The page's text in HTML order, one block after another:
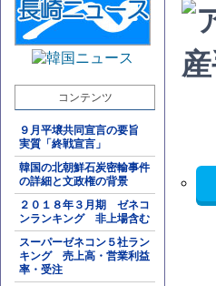
コンテンツ
９月平壌共同宣言の要旨
実質「終戦宣言」
韓国の北朝鮮石炭密輸事件
の詳細と文政権の背景
２０１８年３月期 ゼネコ
ンランキング 非上場含む
スーパーゼネコン５社ラン
キング 売上高・営業利益
率・受注